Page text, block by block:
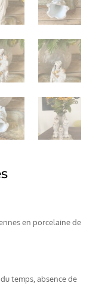
: en porcelaine de
temps, absence de